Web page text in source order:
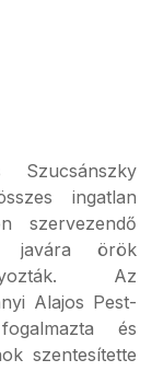
ingatlan
szervezendő
javára örök
Az
Alajos Pest-
és
szentesítette